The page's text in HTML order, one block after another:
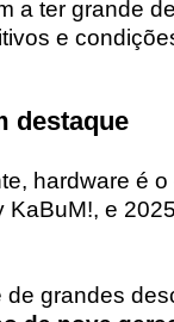
a ter grande
e
destaque
hardware é
KaBuM!, e
de grandes